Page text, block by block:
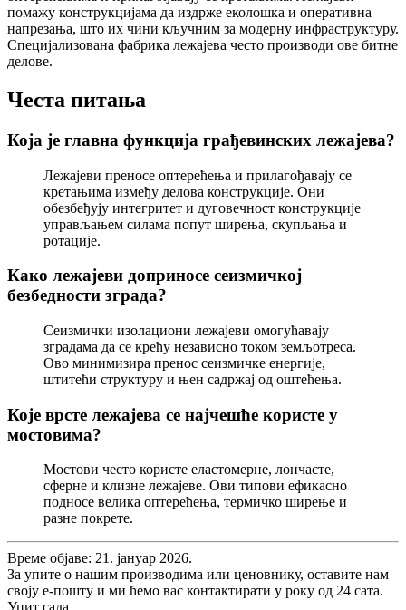
помажу конструкцијама да издрже еколошка и оперативна
напрезања, што их чини кључним за модерну инфраструктуру.
Специјализована фабрика лежајева често производи ове битне
делове.
Честа питања
Која је главна функција грађевинских лежајева?
Лежајеви преносе оптерећења и прилагођавају се
кретањима између делова конструкције. Они
обезбеђују интегритет и дуговечност конструкције
управљањем силама попут ширења, скупљања и
ротације.
Како лежајеви доприносе сеизмичкој
безбедности зграда?
Сеизмички изолациони лежајеви омогућавају
зградама да се крећу независно током земљотреса.
Ово минимизира пренос сеизмичке енергије,
штитећи структуру и њен садржај од оштећења.
Које врсте лежајева се најчешће користе у
мостовима?
Мостови често користе еластомерне, лончасте,
сферне и клизне лежајеве. Ови типови ефикасно
подносе велика оптерећења, термичко ширење и
разне покрете.
Време објаве: 21. јануар 2026.
За упите о нашим производима или ценовнику, оставите нам
своју е-пошту и ми ћемо вас контактирати у року од 24 сата.